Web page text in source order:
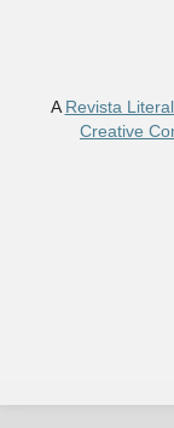
A Revista
Creative